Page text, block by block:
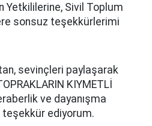
Yetkililerine, Sivil Toplum
sonsuz teşekkürlerimi
sevinçleri paylaşarak
KIYMETLİ
ve dayanışma
teşekkür ediyorum.